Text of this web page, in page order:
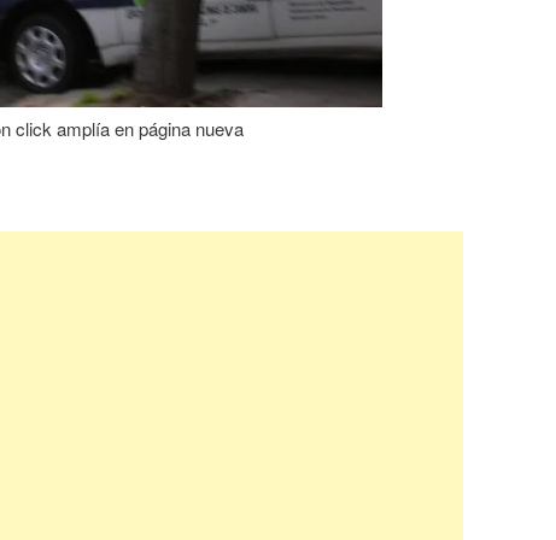
click amplía en página nueva